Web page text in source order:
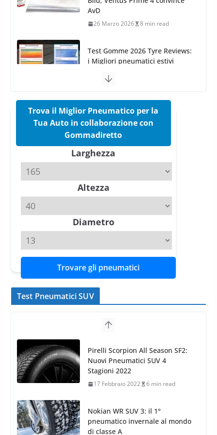
i Migliori pneumatici estivi
sportivi a confronto
Pirelli Cinturato 2026: due
confermano il salto tecnico del
Pirelli P Zero Trofeo RS: per
Tyre Reviews è la gomma semi-
slick da battere
Michelin Pilot Sport 4 S – Test
su Range Rover Sport D350 HST
11 Aprile 2026 15 min read
Trova il Miglior Pneumatico per la
Tua Auto in collaborazione con
Gommadiretto
Larghezza
Altezza
Diametro
Trovare gli pneumatici
Test Pneumatici SUV
Nokian WR SUV 3: il 1°
pneumatico invernale al mondo
di classe A
13 Maggio 2015 2 min read
Nokian WR SUV 3: nuovi
Pneumatici Invernali HP per
condizioni invernali difficili